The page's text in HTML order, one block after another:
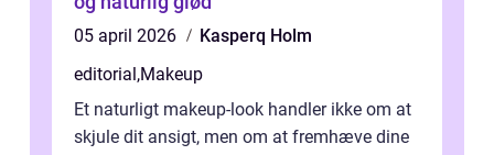
05 april 2026
Kasperq Holm
editorial,Makeup
Et naturligt makeup-look handler ikke om at
skjule dit ansigt, men om at fremhæve dine